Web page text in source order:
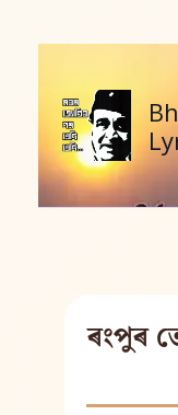
content
ৰংপুৰ